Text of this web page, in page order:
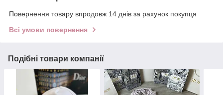
Повернення товару впродовж 14 днів за рахунок покупця
Всі умови повернення
Подібні товари компанії